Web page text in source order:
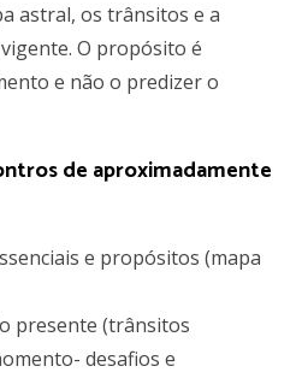
astral, os trânsitos e a
O propósito é
e não o predizer o
de aproximadamente
e propósitos (mapa
presente (trânsitos
desafios e